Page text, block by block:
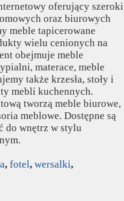
oferujący szeroki
oraz biurowych
meble tapicerowane
wielu cenionych na
obejmuje meble
materace, meble
także krzesła, stoły i
mebli kuchennych.
tworzą meble biurowe,
meblowe. Dostępne są
do wnętrz w stylu
, fotel, wersalki,